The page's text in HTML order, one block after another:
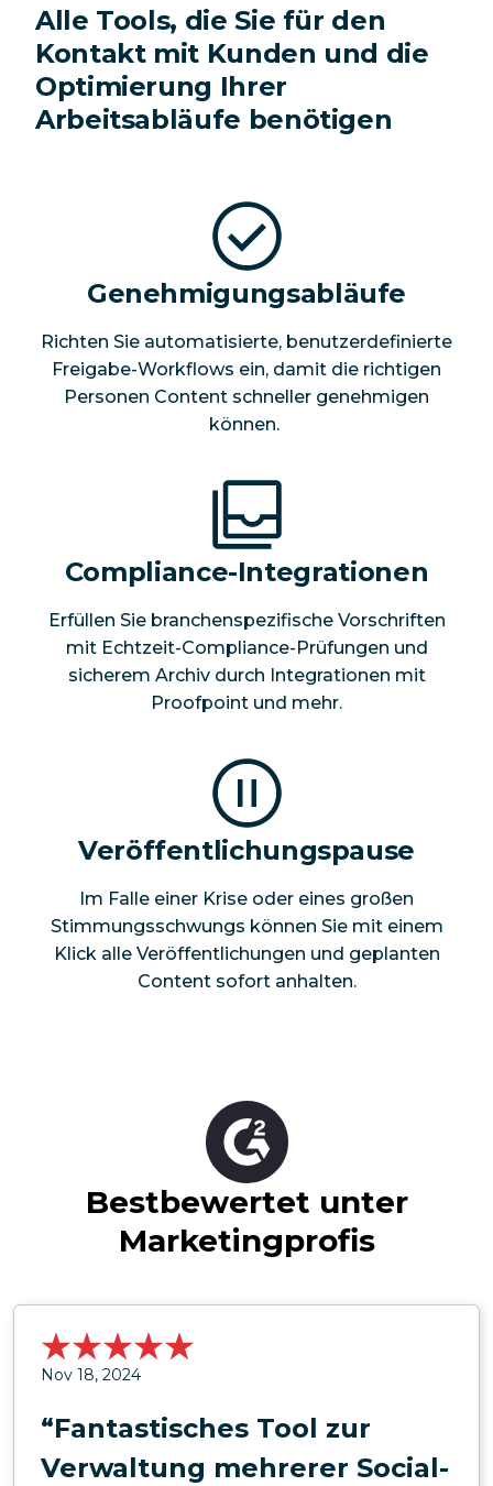
Alle Tools, die Sie für den
Kontakt mit Kunden und die
Optimierung Ihrer
Arbeitsabläufe benötigen
Genehmigungsabläufe
Richten Sie automatisierte, benutzerdefinierte
Freigabe-Workflows ein, damit die richtigen
Personen Content schneller genehmigen
können.
Compliance-Integrationen
Erfüllen Sie branchenspezifische Vorschriften
mit Echtzeit-Compliance-Prüfungen und
sicherem Archiv durch Integrationen mit
Proofpoint und mehr.
Veröffentlichungspause
Im Falle einer Krise oder eines großen
Stimmungsschwungs können Sie mit einem
Klick alle Veröffentlichungen und geplanten
Content sofort anhalten.
Bestbewertet unter
Marketingprofis
Nov 18, 2024
“Fantastisches Tool zur
Verwaltung mehrerer Social-